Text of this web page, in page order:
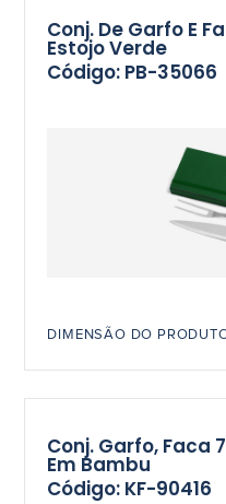
Conj. De Garfo E
Estojo Verde
Código: PB-35066
DIMENSÃO DO
Conj. Garfo, Faca
Em Bambu
Código: KF-90416